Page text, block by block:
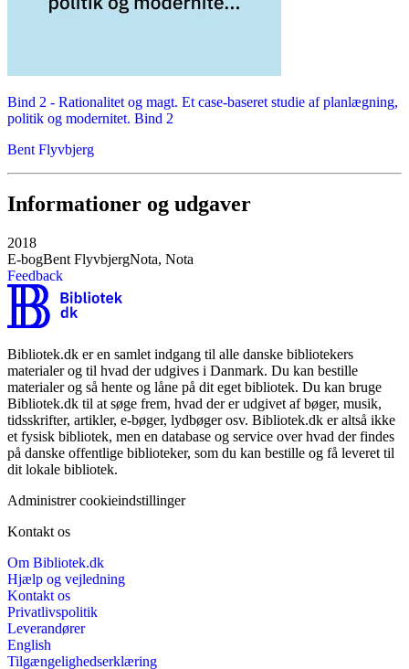
Bind 2 - Rationalitet og magt. Et case-baseret studie af planlægning,
politik og modernitet. Bind 2
Bent Flyvbjerg
Informationer og udgaver
2018
E-bogBent FlyvbjergNota, Nota
Feedback
Bibliotek.dk er en samlet indgang til alle danske bibliotekers
materialer og til hvad der udgives i Danmark. Du kan bestille
materialer og så hente og låne på dit eget bibliotek. Du kan bruge
Bibliotek.dk til at søge frem, hvad der er udgivet af bøger, musik,
tidsskrifter, artikler, e-bøger, lydbøger osv. Bibliotek.dk er altså ikke
et fysisk bibliotek, men en database og service over hvad der findes
på danske offentlige biblioteker, som du kan bestille og få leveret til
dit lokale bibliotek.
Administrer cookieindstillinger
Kontakt os
Om Bibliotek.dk
Hjælp og vejledning
Kontakt os
Privatlivspolitik
Leverandører
English
Tilgængelighedserklæring